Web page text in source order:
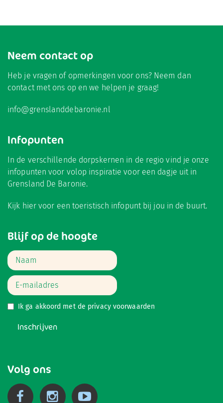
Neem contact op
Heb je vragen of opmerkingen voor ons? Neem dan
contact met ons op en we helpen je graag!
info@grenslanddebaronie.nl
Infopunten
In de verschillende dorpskernen in de regio vind je onze
infopunten voor volop inspiratie voor een dagje uit in
Grensland De Baronie.
Kijk hiervoor een toeristisch infopunt bij jou in de buurt.
Blijf op de hoogte
Ik ga akkoord met de privacy voorwaarden
Inschrijven
Volg ons